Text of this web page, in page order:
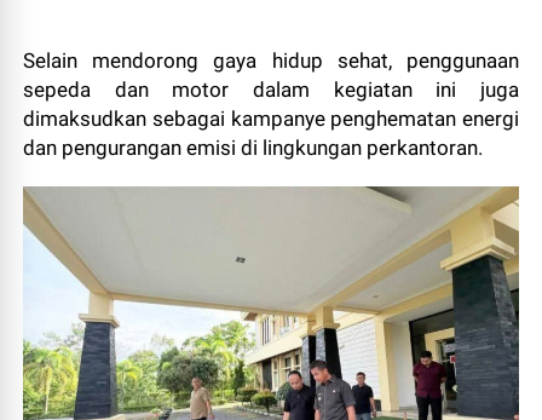
Selain mendorong gaya hidup sehat, penggunaan
sepeda dan motor dalam kegiatan ini juga
dimaksudkan sebagai kampanye penghematan energi
dan pengurangan emisi di lingkungan perkantoran.